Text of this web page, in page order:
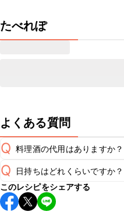
たべれぽ
よくある質問
Q 料理酒の代用はありますか？
A
Q 日持ちはどれくらいですか？
こちらのレシピは出来たて
すすめします。
このレシピをシェアする